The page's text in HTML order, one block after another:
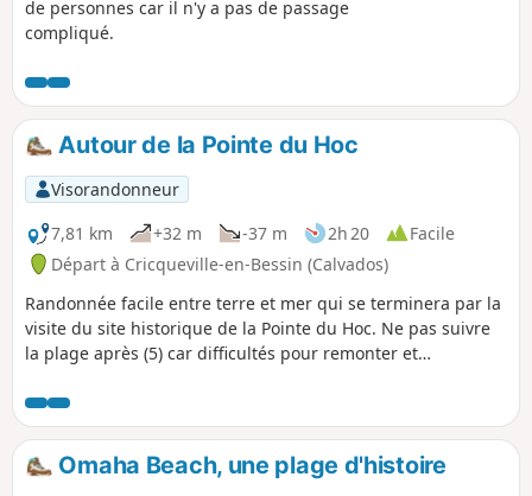
de personnes car il n'y a pas de passage
compliqué.
Autour de la Pointe du Hoc
Visorandonneur
7,81 km
+32 m -37 m 2h 20
Facile
Départ à Cricqueville-en-Bessin (Calvados)
Randonnée facile entre terre et mer qui se terminera par la
visite du site historique de la Pointe du Hoc. Ne pas suivre
la plage après (5) car difficultés pour remonter et
Omaha Beach, une plage d'histoire